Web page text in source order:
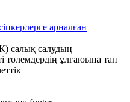
арналған
салық салудың
төлемдердің ұлғаюына тап